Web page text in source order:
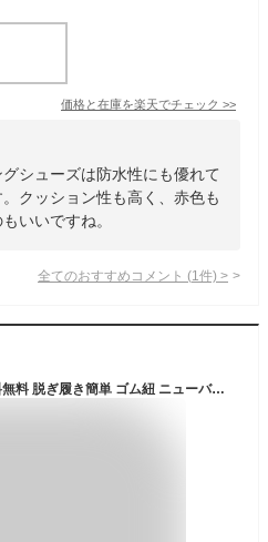
価格と在庫を楽天でチェック >>
シューズは防水性にも優れて
クッション性も高く、赤色も
いいですね。
全てのおすすめコメント (1 件) >
【動画あり】2026春夏新色 送料無料 脱ぎ履き簡単 ゴム紐 ニューバランス スリッポン 幅広 スニーカー レディース New Balance NB サンファー Sampher v2 2E ワイド 通学 通勤 通学シューズ 運動靴 スリップオン スポーツ ウォーキング シューズ 靴